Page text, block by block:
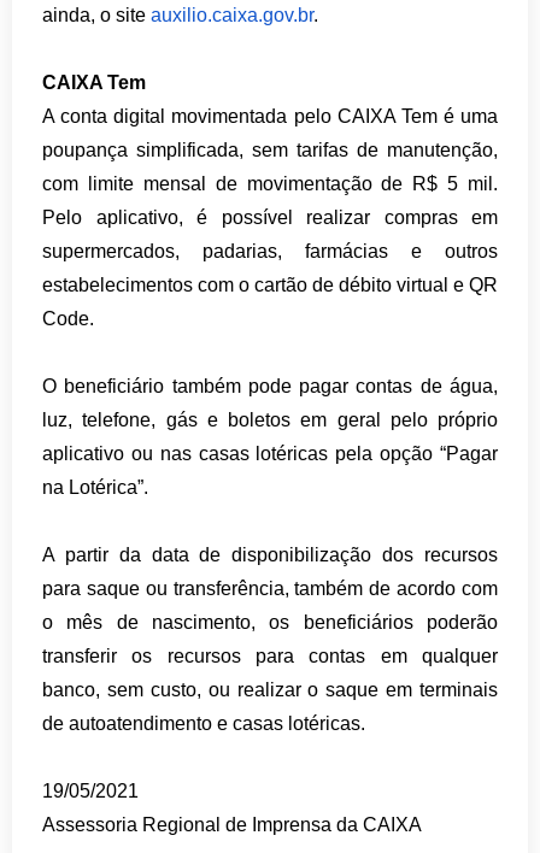
ainda, o site auxilio.caixa.gov.br.
CAIXA Tem
A conta digital movimentada pelo CAIXA Tem é uma
poupança simplificada, sem tarifas de manutenção,
com limite mensal de movimentação de R$ 5 mil.
Pelo aplicativo, é possível realizar compras em
supermercados, padarias, farmácias e outros
estabelecimentos com o cartão de débito virtual e QR
Code.
O beneficiário também pode pagar contas de água,
luz, telefone, gás e boletos em geral pelo próprio
aplicativo ou nas casas lotéricas pela opção “Pagar
na Lotérica”.
A partir da data de disponibilização dos recursos
para saque ou transferência, também de acordo com
o mês de nascimento, os beneficiários poderão
transferir os recursos para contas em qualquer
banco, sem custo, ou realizar o saque em terminais
de autoatendimento e casas lotéricas.
19/05/2021
Assessoria Regional de Imprensa da CAIXA